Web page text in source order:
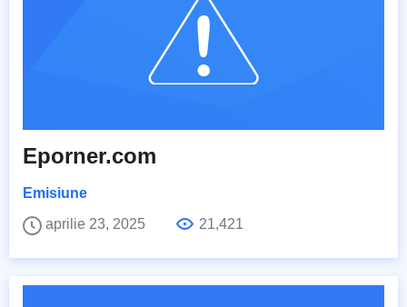
Eporner.com
Emisiune
aprilie 23, 2025
21,421